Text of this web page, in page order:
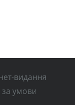
видання
умови